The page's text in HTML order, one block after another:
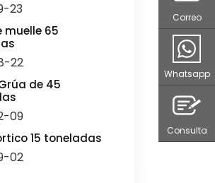
23
muelle 65
22
de 45
09
15 toneladas
02
Correo
Whatsapp
Consulta